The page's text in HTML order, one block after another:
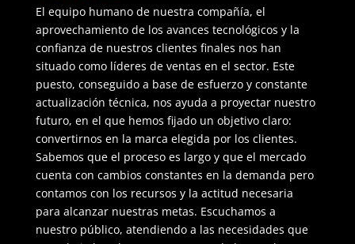
El equipo humano de nuestra compañía, el
aprovechamiento de los avances tecnológicos y la
confianza de nuestros clientes finales nos han
situado como líderes de ventas en el sector. Este
puesto, conseguido a base de esfuerzo y constante
actualización técnica, nos ayuda a proyectar nuestro
futuro, en el que hemos fijado un objetivo claro:
convertirnos en la marca elegida por los clientes.
Sabemos que el proceso es largo y que el mercado
cuenta con cambios constantes en la demanda pero
contamos con los recursos y la actitud necesaria
para alcanzar nuestras metas. Escuchamos a
nuestro público, atendiendo a las necesidades que